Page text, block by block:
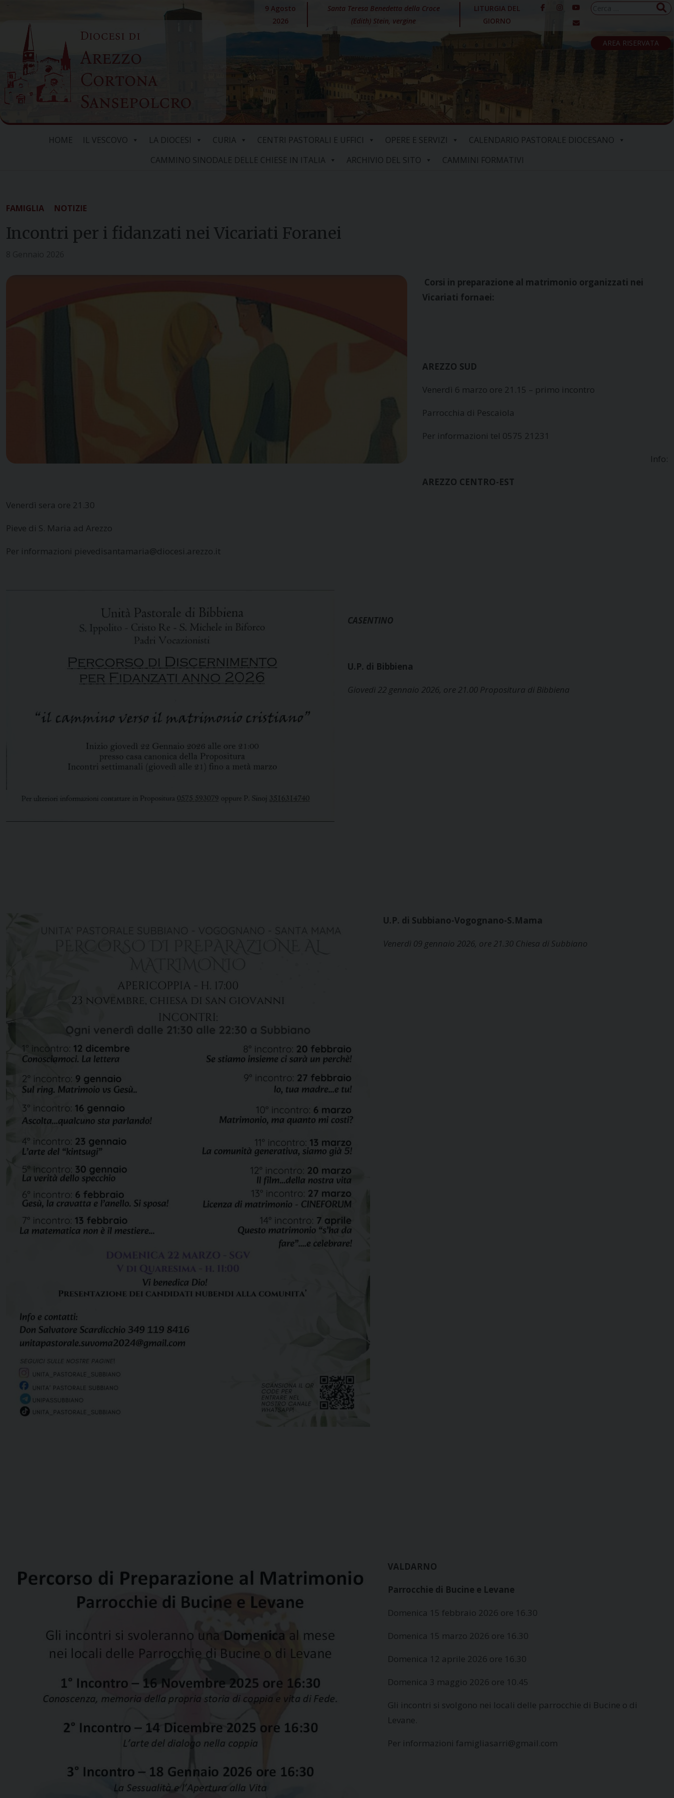
content
Diocesi di
Arezzo
Cortona
Sansepolcro
9 Agosto
2026
Santa Teresa Benedetta della Croce
(Edith) Stein, vergine
LITURGIA DEL
GIORNO
Ricerca
AREA RISERVATA
HOME IL VESCOVO LA DIOCESI CURIA CENTRI PASTORALI E UFFICI OPERE E SERVIZI
CALENDARIO PASTORALE DIOCESANO
CAMMINO SINODALE DELLE CHIESE IN ITALIA
ARCHIVIO DEL SITO CAMMINI FORMATIVI
FAMIGLIA NOTIZIE
Incontri per i fidanzati nei Vicariati Foranei
Corsi in preparazione al matrimonio organizzati nei
Vicariati fornaei:
AREZZO SUD
Venerdì 6 marzo ore 21.15 – primo incontro
Parrocchia di Pescaiola
Per informazioni tel 0575 21231
Info:
AREZZO CENTRO-EST
Venerdì sera ore 21.30
Pieve di S. Maria ad Arezzo
Per informazioni pievedisantamaria@diocesi.arezzo.it
CASENTINO
U.P. di Bibbiena
Giovedì 22 gennaio 2026, ore 21.00 Propositura di Bibbiena
U.P. di Subbiano-Vogognano-S.Mama
Venerdì 09 gennaio 2026, ore 21.30 Chiesa di Subbiano
VALDARNO
Parrocchie di Bucine e Levane
Domenica 15 febbraio 2026 ore 16.30
Domenica 15 marzo 2026 ore 16.30
Domenica 12 aprile 2026 ore 16.30
Domenica 3 maggio 2026 ore 10.45
Gli incontri si svolgono nei locali delle parrocchie di Bucine o di
Levane.
Per informazioni famigliasarri@gmail.com